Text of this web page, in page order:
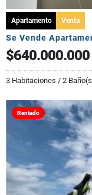
Apartamento Venta
Se Vende
$640.000.000
3 Habitaciones / 2
Rentado